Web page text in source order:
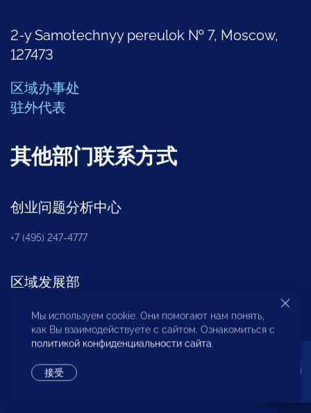
2-y Samotechnyy pereulok № 7, Moscow,
127473
区域办事处
驻外代表
其他部门联系方式
创业问题分析中心
+7 (495) 247-4777
区域发展部
+7 (495) 247-4777 (доб. 116, 117, 132)
Мы используем cookie. Они помогают нам понять,
как Вы взаимодействуете с сайтом. Ознакомиться с
политикой конфиденциальности сайта.
接受